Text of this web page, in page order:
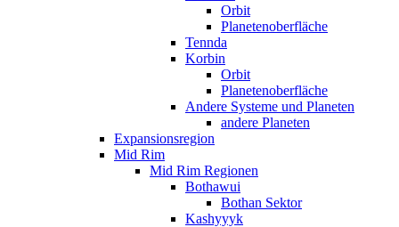
Orbit
Planetenoberfläche
Tennda
Korbin
Orbit
Planetenoberfläche
Andere Systeme und Planeten
andere Planeten
Expansionsregion
Mid Rim
Mid Rim Regionen
Bothawui
Bothan Sektor
Kashyyyk